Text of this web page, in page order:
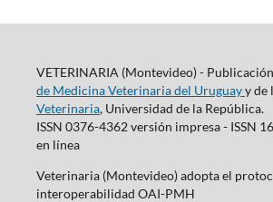
VETERINARIA (Montevideo) -
de Medicina Veterinaria del Uruguayy de
Veterinaria, Universidad de la República.
ISSN 0376-4362 versión impresa - ISSN
en línea
Veterinaria (Montevideo) adopta el
interoperabilidad OAI-PMH